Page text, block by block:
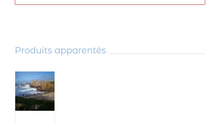
Produits apparentés
DÉTAILS